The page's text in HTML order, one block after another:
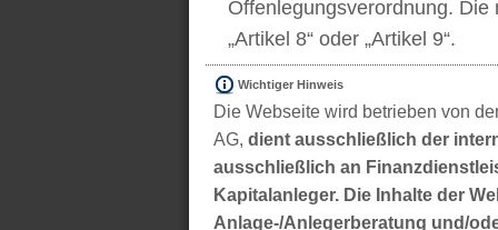
Offenlegungsverordnung. Die
„Artikel 8“ oder „Artikel 9“.
Wichtiger Hinweis
Die Webseite wird betrieben von
AG, dient ausschließlich der
ausschließlich an
Kapitalanleger. Die Inhalte der
Anlage-/Anlegerberatung und/